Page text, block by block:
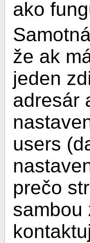
ako
že ak
jeden
adresár
users
prečo
sambou